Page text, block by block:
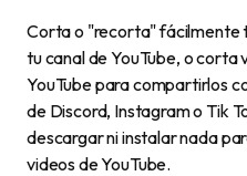
Corta o "recorta" fácilmente
tu canal de YouTube, o corta
YouTube para compartirlos
de Discord, Instagram o Tik
descargar ni instalar nada
videos de YouTube.